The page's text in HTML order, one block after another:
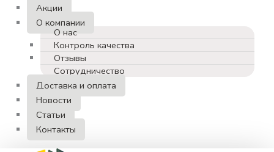
Акции
О компании
О нас
Контроль качества
Отзывы
Сотрудничество
Доставка и оплата
Новости
Статьи
Контакты